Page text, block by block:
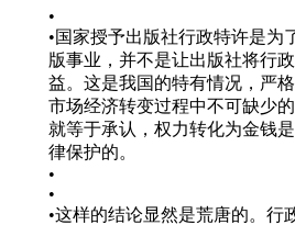
•
•国家授予出版社行政特许是为
版事业，并不是让出版社将行
益。这是我国的特有情况，严
市场经济转变过程中不可缺少
就等于承认，权力转化为金钱
律保护的。
•
•
•这样的结论显然是荒唐的。行